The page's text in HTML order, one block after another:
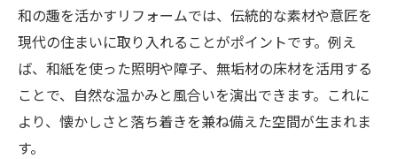
和の趣を活かすリフォームでは、伝統的な素材や意匠を
現代の住まいに取り入れることがポイントです。例え
ば、和紙を使った照明や障子、無垢材の床材を活用する
ことで、自然な温かみと風合いを演出できます。これに
より、懐かしさと落ち着きを兼ね備えた空間が生まれま
す。